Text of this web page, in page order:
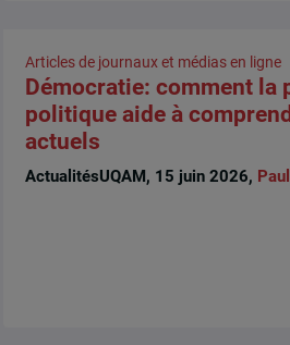
Articles de journaux et médias en ligne
Démocratie: comment la
politique aide à
actuels
ActualitésUQAM, 15 juin 2026,